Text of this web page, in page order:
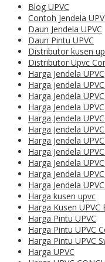
Blog UPVC
Contoh Jendela
Daun Jendela UPVC
Daun Pintu UPVC
Distributor kusen
Distributor Upvc
Harga Jendela UPVC
Harga jendela
Harga Jendela
Harga Jendela
Harga Jendela
Harga Jendela
Harga Jendela
Harga Jendela
Harga Jendela
Harga Jendela
Harga Jendela
Harga kusen upvc
Harga Kusen UPVC
Harga Pintu UPVC
Harga Pintu UPVC
Harga Pintu UPVC
Harga UPVC